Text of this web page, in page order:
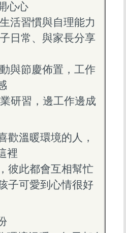
心心
活習慣與自理能力
日常、與家長分享
與節慶佈置，工作
研習，邊工作邊成
歡溫暖環境的人，
裡
彼此都會互相幫忙
子可愛到心情很好